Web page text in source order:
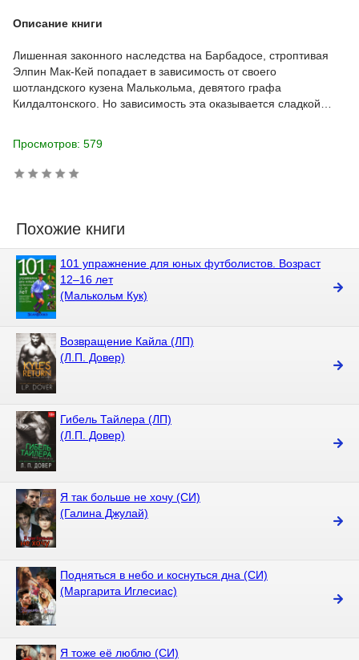
Описание книги
Лишенная законного наследства на Барбадосе, строптивая
Элпин Мак-Кей попадает в зависимость от своего
шотландского кузена Малькольма, девятого графа
Килдалтонского. Но зависимость эта оказывается сладкой…
Просмотров: 579
Похожие книги
101 упражнение для юных футболистов. Возраст
12–16 лет
(Малькольм Кук)
Возвращение Кайла (ЛП)
(Л.П. Довер)
Гибель Тайлера (ЛП)
(Л.П. Довер)
Я так больше не хочу (СИ)
(Галина Джулай)
Подняться в небо и коснуться дна (СИ)
(Маргарита Иглесиас)
Я тоже её люблю (СИ)